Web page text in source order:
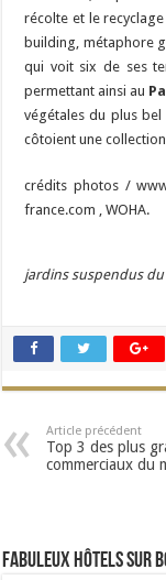
récolte et le recyclage
building, métaphore
qui voit six de ses
permettant ainsi au
végétales du plus
côtoient une
crédits photos /
france.com , WOHA.
jardins suspendus
Article précédent
Top 3 des plus
commerciaux du
Fabuleux Hôtels sur